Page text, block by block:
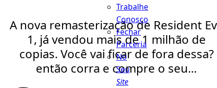
Trabalhe
Conosco
Fechar
Parceria
No
Seu
Site
A nova remasterização de Resident
1, já vendou mais de 1 milhão de
copias. Você vai ficar de fora dessa?
então corra e compre o seu...